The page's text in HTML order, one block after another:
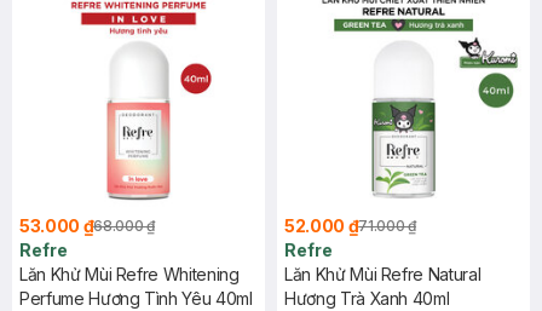
53.000 ₫68.000 ₫
Refre
Lăn Khử Mùi Refre Whitening
Perfume Hương Tình Yêu 40ml
52.000 ₫71.000 ₫
Refre
Lăn Khử Mùi Refre Natural
Hương Trà Xanh 40ml